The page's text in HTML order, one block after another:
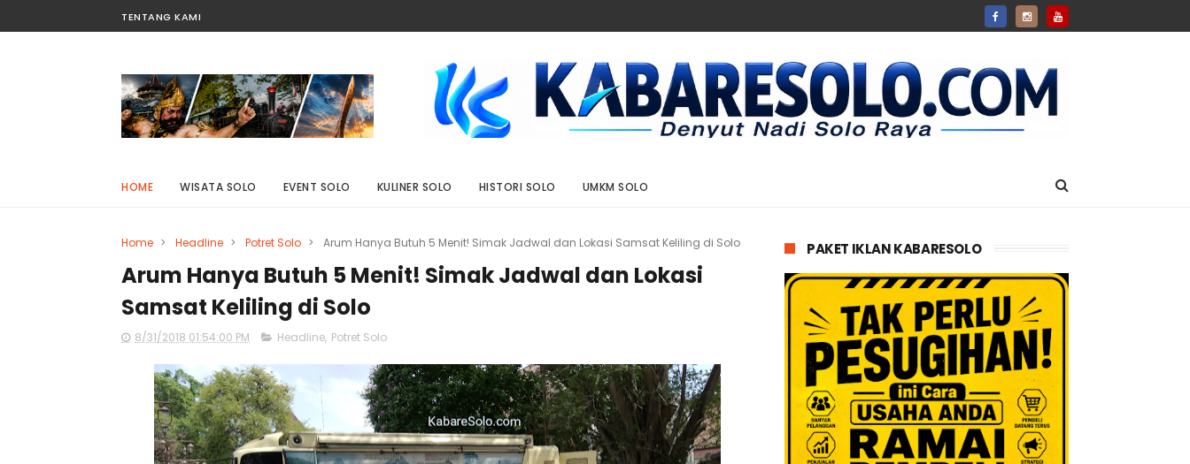
TENTANG KAMI
HOME WISATA SOLO EVENT SOLO KULINER SOLO HISTORI SOLO UMKM SOLO
Home > Headline > Potret Solo > Arum Hanya Butuh 5 Menit! Simak Jadwal dan Lokasi Samsat Keliling di Solo
Arum Hanya Butuh 5 Menit! Simak Jadwal dan Lokasi
Samsat Keliling di Solo
8/31/2018 01:54:00 PM Headline, Potret Solo
PAKET IKLAN KABARESOLO